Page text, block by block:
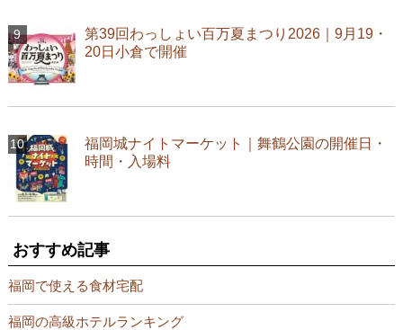
第39回わっしょい百万夏まつり2026｜9月19・
20日小倉で開催
福岡城ナイトマーケット｜舞鶴公園の開催日・
時間・入場料
おすすめ記事
福岡で使える食材宅配
福岡の高級ホテルランキング